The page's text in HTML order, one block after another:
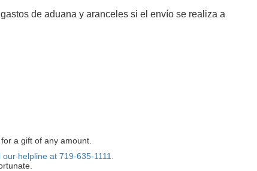
de aduana y aranceles si el envío se realiza a
a gift of any amount.
our helpline at 719-635-1111.